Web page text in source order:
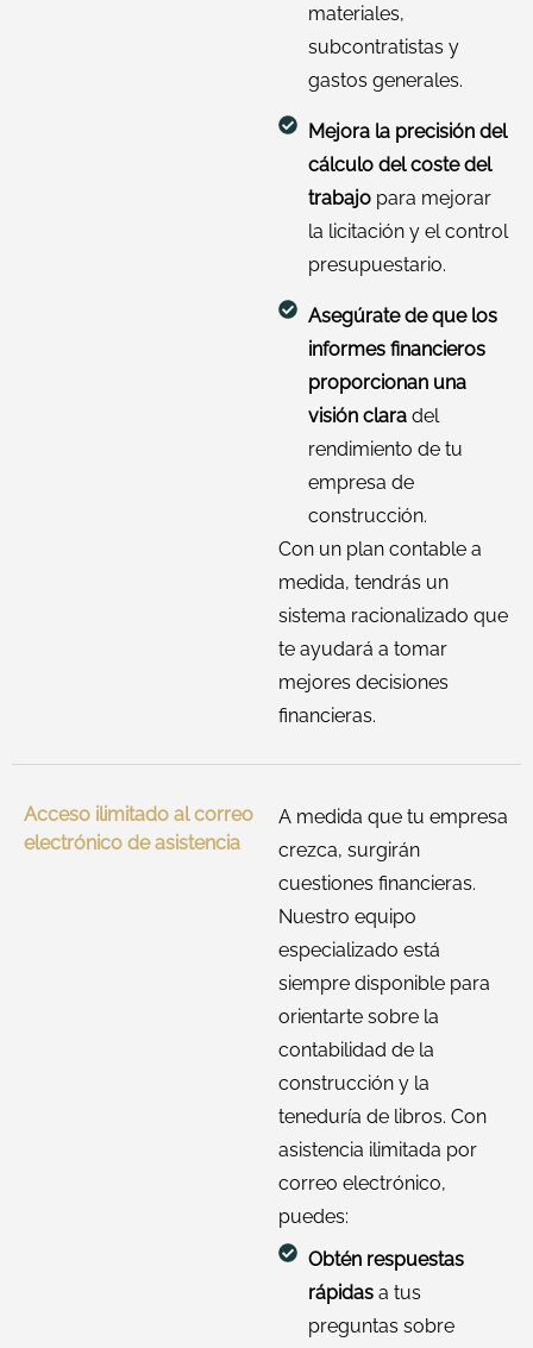
materiales,
subcontratistas y
gastos generales.
Mejora la precisión del
cálculo del coste del
trabajo para mejorar
la licitación y el control
presupuestario.
Asegúrate de que los
informes financieros
proporcionan una
visión clara del
rendimiento de tu
empresa de
construcción.
Con un plan contable a
medida, tendrás un
sistema racionalizado que
te ayudará a tomar
mejores decisiones
financieras.
Acceso ilimitado al correo
electrónico de asistencia
A medida que tu empresa
crezca, surgirán
cuestiones financieras.
Nuestro equipo
especializado está
siempre disponible para
orientarte sobre la
contabilidad de la
construcción y la
teneduría de libros. Con
asistencia ilimitada por
correo electrónico,
puedes:
Obtén respuestas
rápidas a tus
preguntas sobre